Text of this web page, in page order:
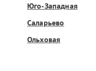
Юго-Западная
Саларьево
Ольховая